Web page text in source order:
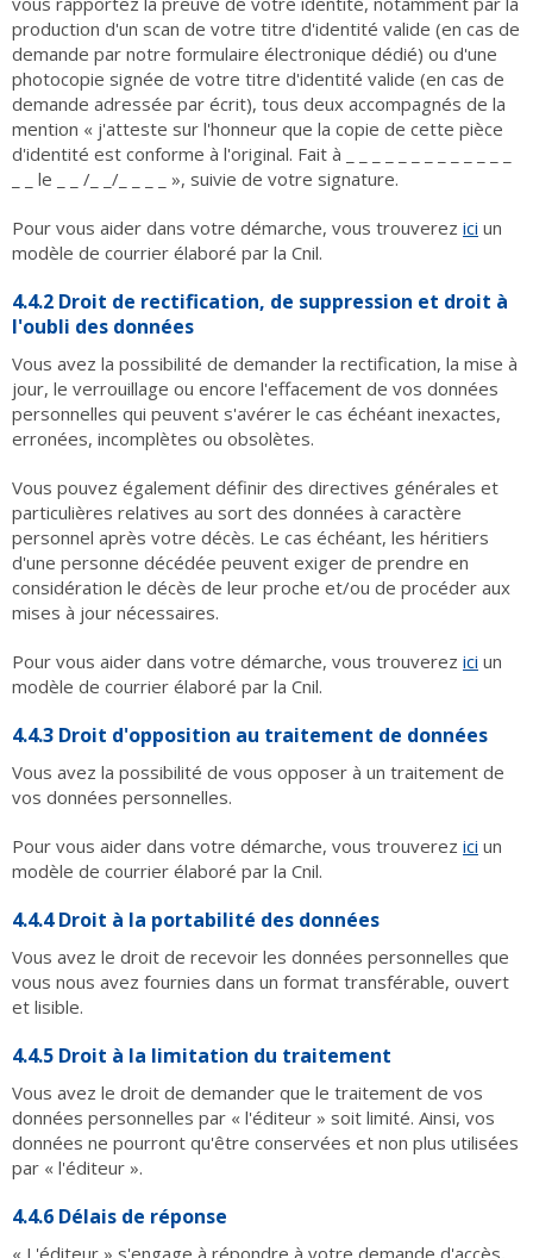
production d'un scan de votre titre d'identité valide (en cas de
demande par notre formulaire électronique dédié) ou d'une
photocopie signée de votre titre d'identité valide (en cas de
demande adressée par écrit), tous deux accompagnés de la
mention « j'atteste sur l'honneur que la copie de cette pièce
d'identité est conforme à l'original. Fait à _ _ _ _ _ _ _ _ _ _ _ _ _
_ _ le _ _ /_ _/_ _ _ _ », suivie de votre signature.
Pour vous aider dans votre démarche, vous trouverez ici un
modèle de courrier élaboré par la Cnil.
4.4.2 Droit de rectification, de suppression et droit à
l'oubli des données
Vous avez la possibilité de demander la rectification, la mise à
jour, le verrouillage ou encore l'effacement de vos données
personnelles qui peuvent s'avérer le cas échéant inexactes,
erronées, incomplètes ou obsolètes.
Vous pouvez également définir des directives générales et
particulières relatives au sort des données à caractère
personnel après votre décès. Le cas échéant, les héritiers
d'une personne décédée peuvent exiger de prendre en
considération le décès de leur proche et/ou de procéder aux
mises à jour nécessaires.
Pour vous aider dans votre démarche, vous trouverez ici un
modèle de courrier élaboré par la Cnil.
4.4.3 Droit d'opposition au traitement de données
Vous avez la possibilité de vous opposer à un traitement de
vos données personnelles.
Pour vous aider dans votre démarche, vous trouverez ici un
modèle de courrier élaboré par la Cnil.
4.4.4 Droit à la portabilité des données
Vous avez le droit de recevoir les données personnelles que
vous nous avez fournies dans un format transférable, ouvert
et lisible.
4.4.5 Droit à la limitation du traitement
Vous avez le droit de demander que le traitement de vos
données personnelles par « l'éditeur » soit limité. Ainsi, vos
données ne pourront qu'être conservées et non plus utilisées
par « l'éditeur ».
4.4.6 Délais de réponse
« L'éditeur » s'engage à répondre à votre demande d'accès,